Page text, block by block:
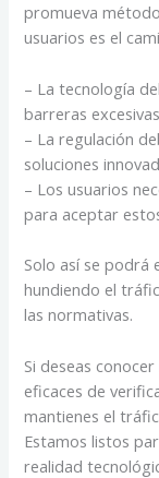
promueva
usuarios es el
– La tecnología
barreras
– La regulación
soluciones
– Los usuarios
para aceptar
Solo así se podrá
hundiendo el
las normativas.
Si deseas
eficaces de
mantienes el
Estamos listos
realidad